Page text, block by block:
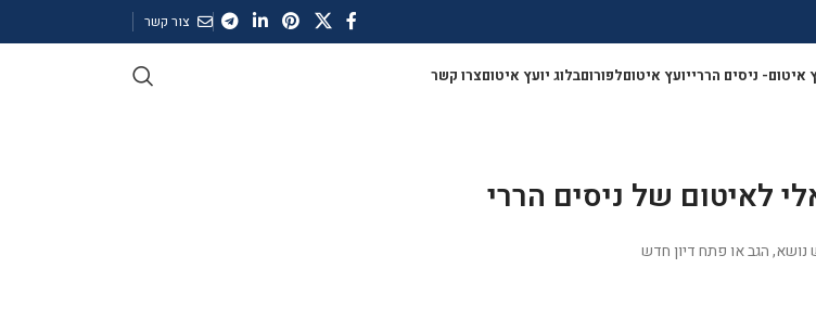
צור קשר
איטום- ניסים הררייועץ איטוםלפורוםבלוג יועץ איטוםצרו קשר
לאיטום של ניסים הררי
הגב או פתח דיון חדש
</a>